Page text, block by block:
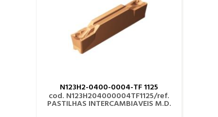
N123H2-0400-0004-TF 1125
cod. N123H204000004TF1125/ref.
PASTILHAS INTERCAMBIAVEIS M.D.